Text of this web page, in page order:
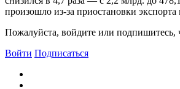
произошло из-за приостановки экспорта
Пожалуйста, войдите или подпишитесь,
Войти Подписаться